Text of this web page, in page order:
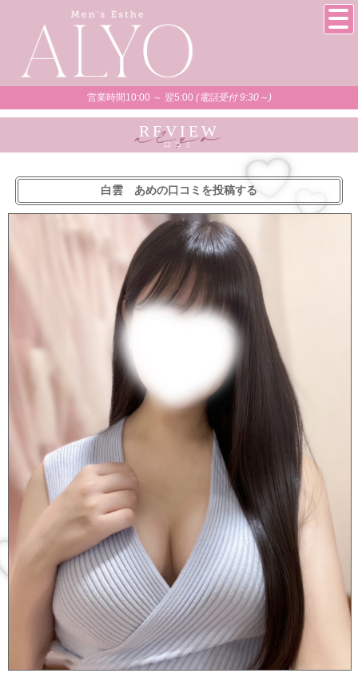
営業時間10:00 ～ 翌5:00 (電話受付 9:30～)
REVIEW
口コミ
白雲 あめの口コミを投稿する